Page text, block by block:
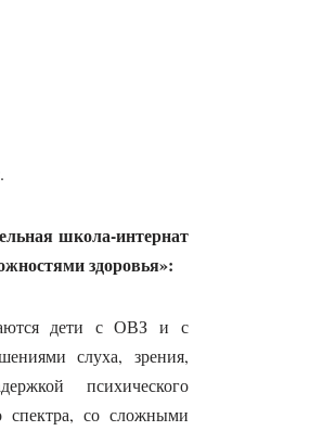
школа-интернат
здоровья»:
дети с ОВЗ и с
слуха, зрения,
психического
спектра, со сложными